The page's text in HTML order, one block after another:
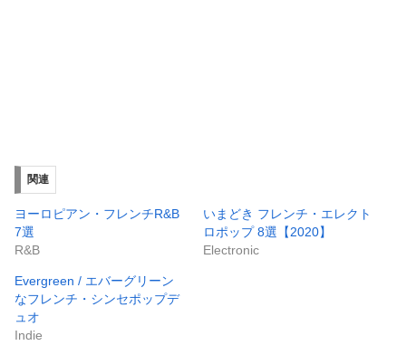
関連
ヨーロピアン・フレンチR&B
7選
R&B
いまどき フレンチ・エレクト
ロポップ 8選【2020】
Electronic
Evergreen / エバーグリーン
なフレンチ・シンセポップデ
ュオ
Indie